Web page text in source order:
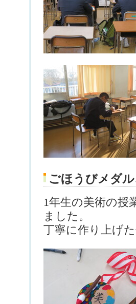
ごほうびメダ
1年生の美術の授
ました。
丁寧に作り上げ